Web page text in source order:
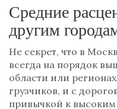
Средние
другим
Не секрет, что в
всегда на порядок
области или
грузчиков, и с
привычкой к